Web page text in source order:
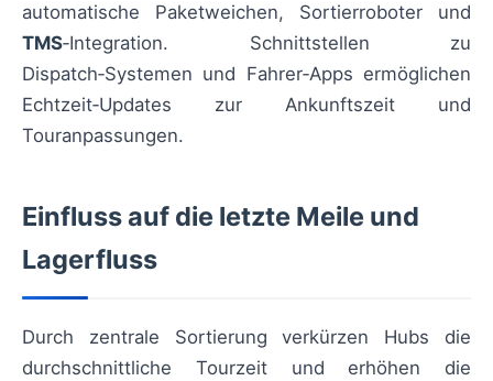
automatische Paketweichen, Sortierroboter und
TMS‑Integration. Schnittstellen zu
Dispatch‑Systemen und Fahrer‑Apps ermöglichen
Echtzeit‑Updates zur Ankunftszeit und
Touranpassungen.
Einfluss auf die letzte Meile und
Lagerfluss
Durch zentrale Sortierung verkürzen Hubs die
durchschnittliche Tourzeit und erhöhen die